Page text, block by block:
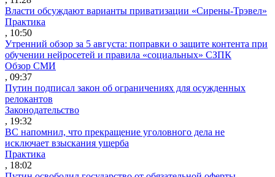
Власти обсуждают варианты приватизации «Сирены-Трэвел»
Практика
, 10:50
Утренний обзор за 5 августа: поправки о защите контента при
обучении нейросетей и правила «социальных» СЗПК
Обзор СМИ
, 09:37
Путин подписал закон об ограничениях для осужденных
релокантов
Законодательство
, 19:32
ВС напомнил, что прекращение уголовного дела не
исключает взыскания ущерба
Практика
, 18:02